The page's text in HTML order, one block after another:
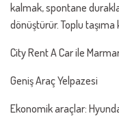
kalmak, spontane
dönüştürür. Toplu
City Rent A Car ile
Geniş Araç Yelpazesi
Ekonomik araçlar: